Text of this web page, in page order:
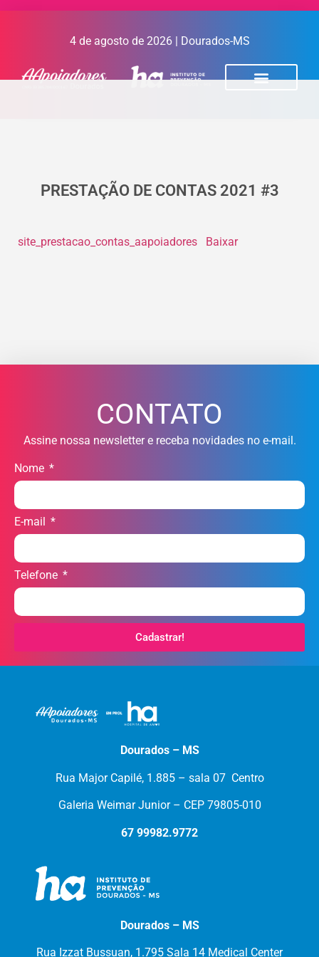
4 de agosto de 2026 | Dourados-MS
PRESTAÇÃO DE CONTAS 2021 #3
site_prestacao_contas_aapoiadores Baixar
CONTATO
Assine nossa newsletter e receba novidades no e-mail.
Nome
E-mail
Telefone
Cadastrar!
Dourados – MS
Rua Major Capilé, 1.885 – sala 07 Centro
Galeria Weimar Junior – CEP 79805-010
67 99982.9772
Dourados – MS
Rua Izzat Bussuan, 1.795 Sala 14 Medical Center